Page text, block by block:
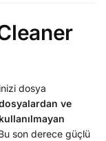
dosya
ve
kullanılmayan
son derece güçlü